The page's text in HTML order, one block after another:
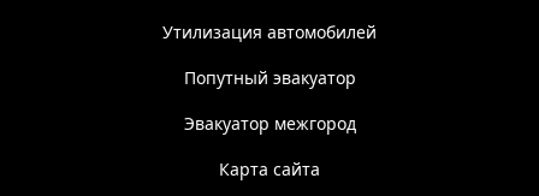
Утилизация автомобилей
Попутный эвакуатор
Эвакуатор межгород
Карта сайта